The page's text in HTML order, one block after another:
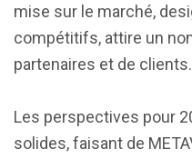
mise sur le marché,
compétitifs, attire un
partenaires et de clients.
Les perspectives pour
solides, faisant de